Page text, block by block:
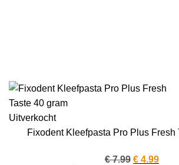
Uitverkocht
Fixodent Kleefpasta Pro Plus Fresh
€7.99 € 4.99